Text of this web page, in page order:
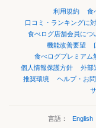
利用規約 食
口コミ・ランキングに
食べログ店舗会員につ
機能改善要望
食べログプレミアム
個人情報保護方針
外部
推奨環境
ヘルプ・お
言語： English